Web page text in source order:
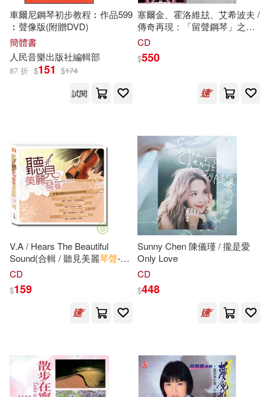
（法）瑪格麗特·杜拉斯(2)
（美）約翰‧湯普(2)
G.B.佩格萊西(1)
Keith Wyatt(1)
Keith Wyatt ，Carl Schroeder(1)
TMA(1)
[德]布格繆勒 作曲(1)
Naxos(7) 禾廣(6)
Linfair Records Limited(5)
SECRET MUSIC(5)
環球 Verve(5) Gramola(4)
Oehms(4) フェアリー(4)
立峰(4) Eloquence(3)
上海譯文出版社(3)
北京體育大學出版社(3)
崧燁文化(3)
敦煌文藝出版社(3)
其他
現在可購買商品(138)
價格
範圍
車爾尼鋼琴初步教程︰作品599
︰聲像版(附贈DVD)
簡體書
人民音樂出版社編輯部
87 折 $151 $174
試閱
塞爾金、霍洛維玆、艾希波夫 /
傳奇再現：「留聲鋼琴」之浪
漫蕭邦
CD
$550
V.A / Hears The Beautiful
Sound(合輯 / 聽見美麗琴聲-小
提琴情緣)
CD
$159
Sunny Chen 陳儀瑾 / 攏是愛
Only Love
CD
$448